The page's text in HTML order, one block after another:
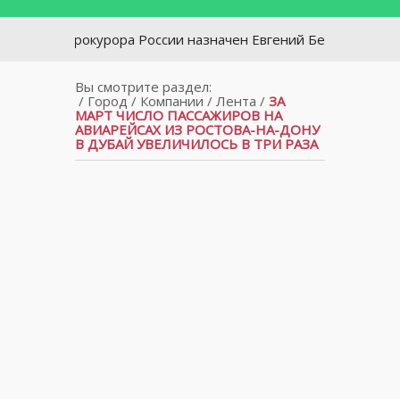
России назначен Евгений Беркович
Вы смотрите раздел:
/ Город/ Компании / Лента / ЗА
МАРТ ЧИСЛО ПАССАЖИРОВ НА
АВИАРЕЙСАХ ИЗ РОСТОВА-НА-ДОНУ
В ДУБАЙ УВЕЛИЧИЛОСЬ В ТРИ РАЗА